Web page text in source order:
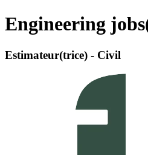
Engineering jobs
Estimateur(trice) - Civil